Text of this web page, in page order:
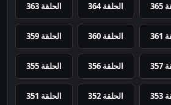
الحلقة 364 الحلقة 363
الحلقة 360 الحلقة 359
الحلقة 356 الحلقة 355
الحلقة 352 الحلقة 351